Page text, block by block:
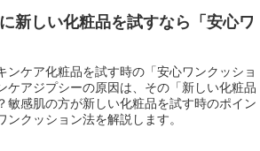
新しい化粧品を試すなら「安心ワ
ンケア化粧品を試す時の「安心ワンクッショ
ケアジプシーの原因は、その「新しい化粧品
敏感肌の方が新しい化粧品を試す時のポイン
ンクッション法を解説します。